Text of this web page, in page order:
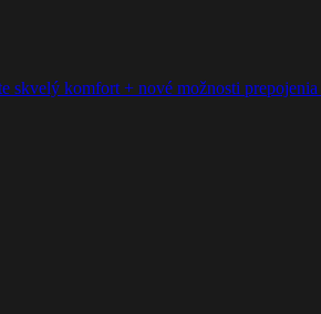
skvelý komfort + nové možnosti